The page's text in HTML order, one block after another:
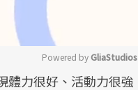
Powered by GliaStudios
體力很好、活動力很強